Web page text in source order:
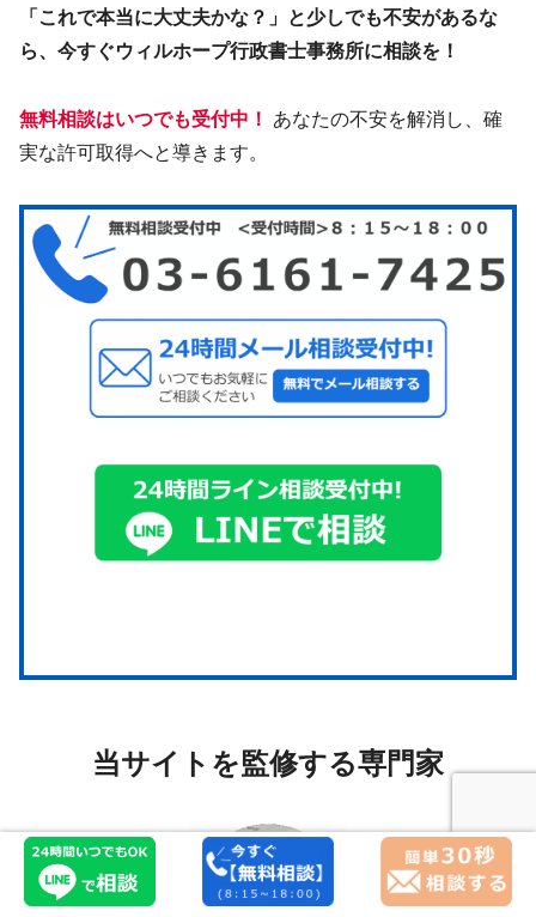
「これで本当に大丈夫かな？」と少しでも不安があるな
ら、今すぐウィルホープ行政書士事務所に相談を！
無料相談はいつでも受付中！
あなたの不安を解消し、確
実な許可取得へと導きます。
当サイトを監修する専門家